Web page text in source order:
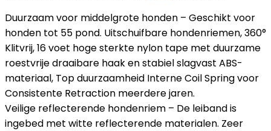
Duurzaam voor middelgrote honden – Geschikt voor
honden tot 55 pond. Uitschuifbare hondenriemen, 360°
Klitvrij, 16 voet hoge sterkte nylon tape met duurzame
roestvrije draaibare haak en stabiel slagvast ABS-
materiaal, Top duurzaamheid Interne Coil Spring voor
Consistente Retraction meerdere jaren.
Veilige reflecterende hondenriem – De leiband is
ingebed met witte reflecterende materialen. Zeer